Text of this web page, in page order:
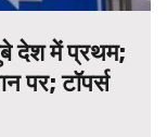
देश में प्रथम;
पर; टॉपर्स